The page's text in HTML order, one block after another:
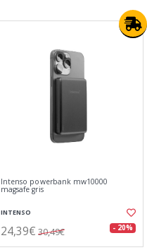
Intenso powerbank mw10000
magsafe gris
INTENSO
24,39€ 30,49€ - 20%